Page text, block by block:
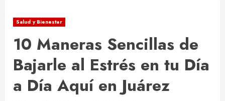
Salud y Bienestar
10 Maneras Sencillas de
Bajarle al Estrés en tu Día
a Día Aquí en Juárez